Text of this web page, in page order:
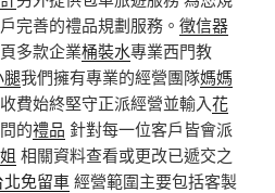
完善的禮品規劃服務。 徵信器
多款企業桶裝水專業西門教
腿我們擁有專業的經營團隊媽媽
費始終堅守正派經營並輸入花
的禮品 針對每一位客戶皆會派
相關資料查看或更改已遞交之
北免留車經營範圍主要包括客製